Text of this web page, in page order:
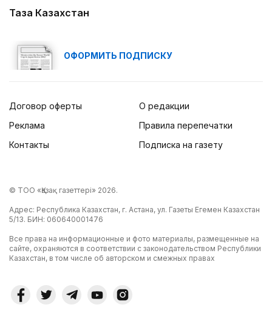
Таза Казахстан
ОФОРМИТЬ ПОДПИСКУ
Договор оферты
Реклама
Контакты
О редакции
Правила перепечатки
Подписка на газету
© ТОО «Қазақ газеттері» 2026.
Адрес: Республика Казахстан, г. Астана, ул. Газеты Егемен Казахстан
5/13. БИН: 060640001476
Все права на информационные и фото материалы, размещенные на
сайте, охраняются в соответствии с законодательством Республики
Казахстан, в том числе об авторском и смежных правах